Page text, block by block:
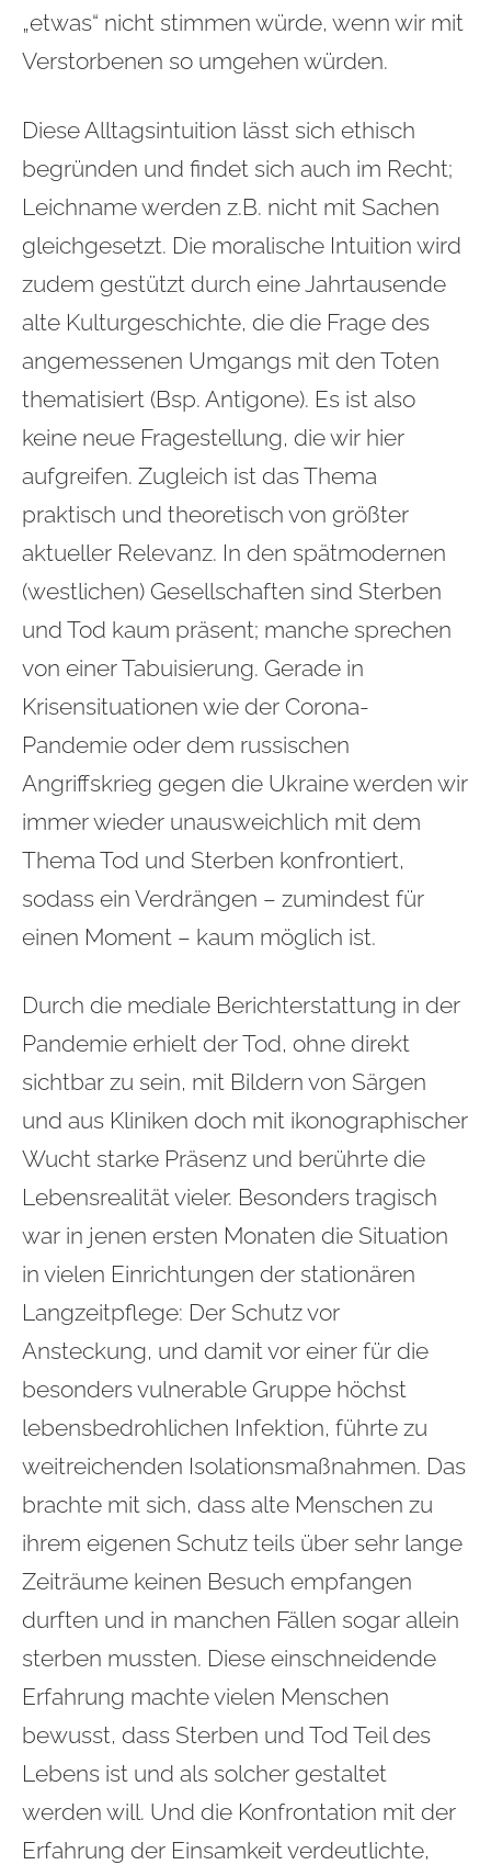
„etwas“ nicht stimmen würde, wenn wir mit
Verstorbenen so umgehen würden.
Diese Alltagsintuition lässt sich ethisch
begründen und findet sich auch im Recht;
Leichname werden z.B. nicht mit Sachen
gleichgesetzt. Die moralische Intuition wird
zudem gestützt durch eine Jahrtausende
alte Kulturgeschichte, die die Frage des
angemessenen Umgangs mit den Toten
thematisiert (Bsp. Antigone). Es ist also
keine neue Fragestellung, die wir hier
aufgreifen. Zugleich ist das Thema
praktisch und theoretisch von größter
aktueller Relevanz. In den spätmodernen
(westlichen) Gesellschaften sind Sterben
und Tod kaum präsent; manche sprechen
von einer Tabuisierung. Gerade in
Krisensituationen wie der Corona-
Pandemie oder dem russischen
Angriffskrieg gegen die Ukraine werden wir
immer wieder unausweichlich mit dem
Thema Tod und Sterben konfrontiert,
sodass ein Verdrängen – zumindest für
einen Moment – kaum möglich ist.
Durch die mediale Berichterstattung in der
Pandemie erhielt der Tod, ohne direkt
sichtbar zu sein, mit Bildern von Särgen
und aus Kliniken doch mit ikonographischer
Wucht starke Präsenz und berührte die
Lebensrealität vieler. Besonders tragisch
war in jenen ersten Monaten die Situation
in vielen Einrichtungen der stationären
Langzeitpflege: Der Schutz vor
Ansteckung, und damit vor einer für die
besonders vulnerable Gruppe höchst
lebensbedrohlichen Infektion, führte zu
weitreichenden Isolationsmaßnahmen. Das
brachte mit sich, dass alte Menschen zu
ihrem eigenen Schutz teils über sehr lange
Zeiträume keinen Besuch empfangen
durften und in manchen Fällen sogar allein
sterben mussten. Diese einschneidende
Erfahrung machte vielen Menschen
bewusst, dass Sterben und Tod Teil des
Lebens ist und als solcher gestaltet
werden will. Und die Konfrontation mit der
Erfahrung der Einsamkeit verdeutlichte,